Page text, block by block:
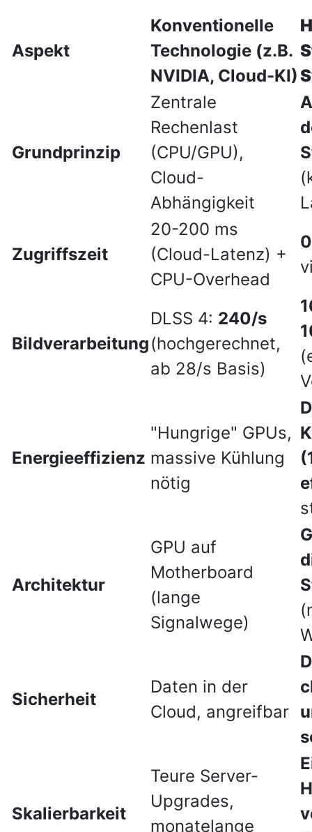
Aspekt
Konventionelle
Technologie (z.B.
NVIDIA, Cloud-KI)
Grundprinzip
Zentrale
Rechenlast
(CPU/GPU),
Cloud-
Abhängigkeit
Zugriffszeit
20-200 ms
(Cloud-Latenz) +
CPU-Overhead
Bildverarbeitung
DLSS 4: 240/s
(hochgerechnet,
ab 28/s Basis)
Energieeffizienz
"Hungrige" GPUs,
massive Kühlung
nötig
Architektur
GPU auf
Motherboard
(lange
Signalwege)
Sicherheit
Daten in der
Cloud, angreifbar
Skalierbarkeit
Teure Server-
Upgrades,
monatelange